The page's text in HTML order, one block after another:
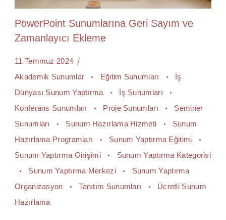
PowerPoint Sunumlarına Geri Sayım ve
Zamanlayıcı Ekleme
11 Temmuz 2024
Akademik Sunumlar
Eğitim Sunumları
İş
Dünyası Sunum Yaptırma
İş Sunumları
Konferans Sunumları
Proje Sunumları
Seminer
Sunumları
Sunum Hazırlama Hizmeti
Sunum
Hazırlama Programları
Sunum Yaptırma Eğitimi
Sunum Yaptırma Girişimi
Sunum Yaptırma Kategorisi
Sunum Yaptırma Merkezi
Sunum Yaptırma
Organizasyon
Tanıtım Sunumları
Ücretli Sunum
Hazırlama